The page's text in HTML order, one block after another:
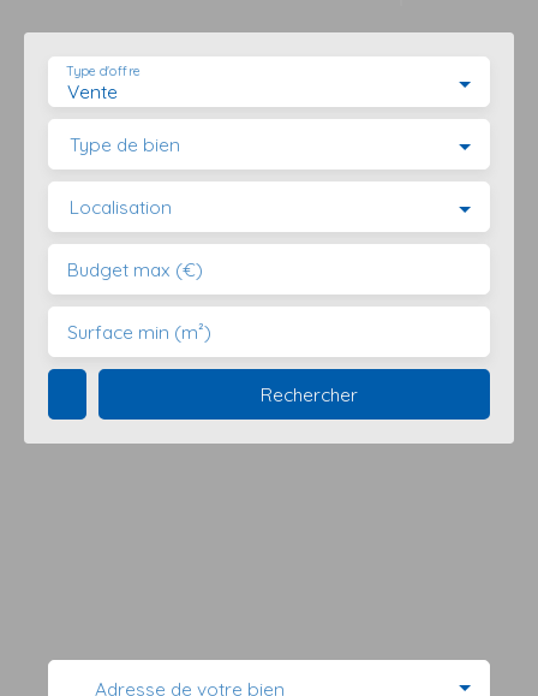
Vente
Type d'offre
Type de bien
Localisation
Budget max (€)
Surface min (m²)
Rechercher
Adresse de votre bien